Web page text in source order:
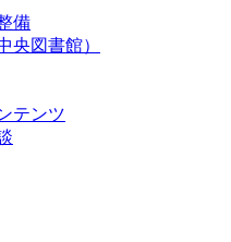
央図書館）
テンツ